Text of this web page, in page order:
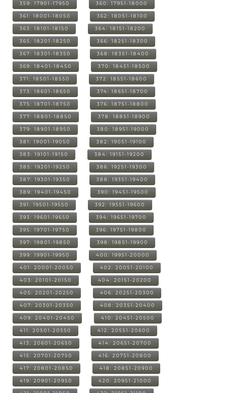
359: 17901-17950 360: 17951-18000
361: 18001-18050 362: 18051-18100
363: 18101-18150 364: 18151-18200
365: 18201-18250 366: 18251-18300
367: 18301-18350 368: 18351-18400
369: 18401-18450 370: 18451-18500
371: 18501-18550 372: 18551-18600
373: 18601-18650 374: 18651-18700
375: 18701-18750 376: 18751-18800
377: 18801-18850 378: 18851-18900
379: 18901-18950 380: 18951-19000
381: 19001-19050 382: 19051-19100
383: 19101-19150 384: 19151-19200
385: 19201-19250 386: 19251-19300
387: 19301-19350 388: 19351-19400
389: 19401-19450 390: 19451-19500
391: 19501-19550 392: 19551-19600
393: 19601-19650 394: 19651-19700
395: 19701-19750 396: 19751-19800
397: 19801-19850 398: 19851-19900
399: 19901-19950 400: 19951-20000
401: 20001-20050 402: 20051-20100
403: 20101-20150 404: 20151-20200
405: 20201-20250 406: 20251-20300
407: 20301-20350 408: 20351-20400
409: 20401-20450 410: 20451-20500
411: 20501-20550 412: 20551-20600
413: 20601-20650 414: 20651-20700
415: 20701-20750 416: 20751-20800
417: 20801-20850 418: 20851-20900
419: 20901-20950 420: 20951-21000